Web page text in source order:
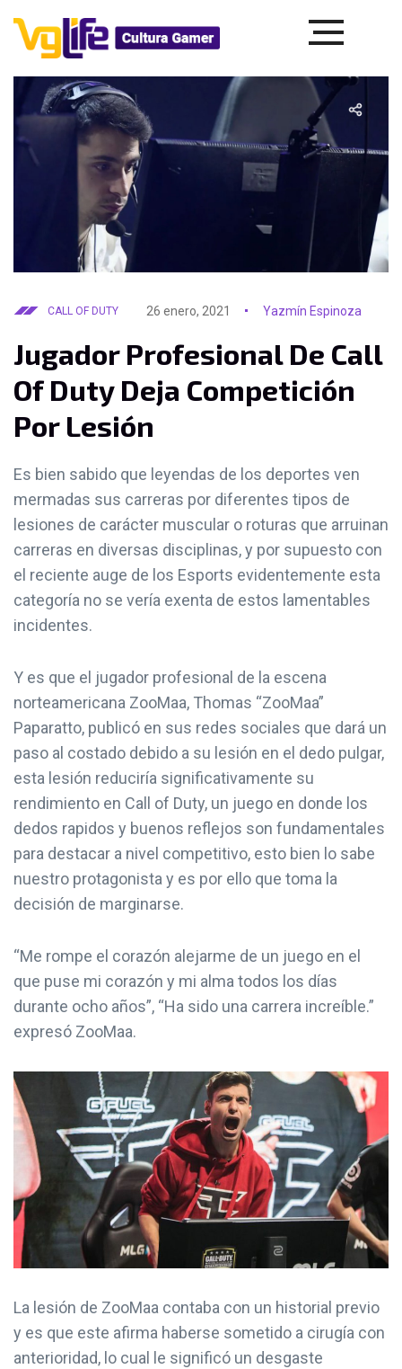
CALL OF DUTY 26 enero, 2021 Yazmín Espinoza
Jugador Profesional De Call
Of Duty Deja Competición
Por Lesión
Es bien sabido que leyendas de los deportes ven
mermadas sus carreras por diferentes tipos de
lesiones de carácter muscular o roturas que arruinan
carreras en diversas disciplinas, y por supuesto con
el reciente auge de los Esports evidentemente esta
categoría no se vería exenta de estos lamentables
incidentes.
Y es que el jugador profesional de la escena
norteamericana ZooMaa, Thomas “ZooMaa”
Paparatto, publicó en sus redes sociales que dará un
paso al costado debido a su lesión en el dedo pulgar,
esta lesión reduciría significativamente su
rendimiento en Call of Duty, un juego en donde los
dedos rapidos y buenos reflejos son fundamentales
para destacar a nivel competitivo, esto bien lo sabe
nuestro protagonista y es por ello que toma la
decisión de marginarse.
“Me rompe el corazón alejarme de un juego en el
que puse mi corazón y mi alma todos los días
durante ocho años”, “Ha sido una carrera increíble.”
expresó ZooMaa.
La lesión de ZooMaa contaba con un historial previo
y es que este afirma haberse sometido a cirugía con
anterioridad, lo cual le significó un desgaste